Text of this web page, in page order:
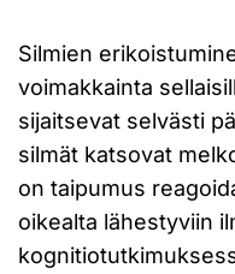
Silmien
voimakkainta
sijaitsevat selvästi
silmät katsovat
on taipumus
oikealta lähestyviin